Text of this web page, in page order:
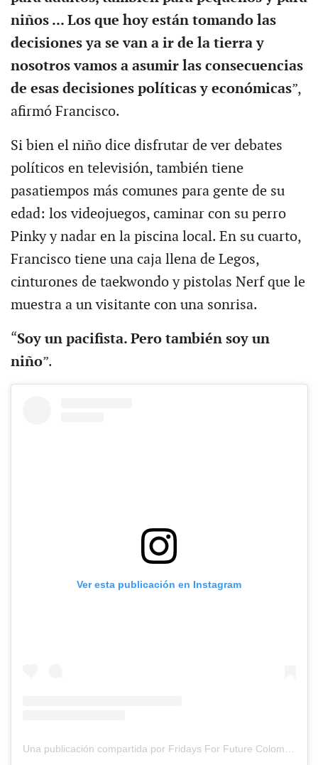
niños ... Los que hoy están tomando las
decisiones ya se van a ir de la tierra y
nosotros vamos a asumir las consecuencias
de esas decisiones políticas y económicas”,
afirmó Francisco.
Si bien el niño dice disfrutar de ver debates
políticos en televisión, también tiene
pasatiempos más comunes para gente de su
edad: los videojuegos, caminar con su perro
Pinky y nadar en la piscina local. En su cuarto,
Francisco tiene una caja llena de Legos,
cinturones de taekwondo y pistolas Nerf que le
muestra a un visitante con una sonrisa.
“Soy un pacifista. Pero también soy un
niño”.
Ver esta publicación en Instagram